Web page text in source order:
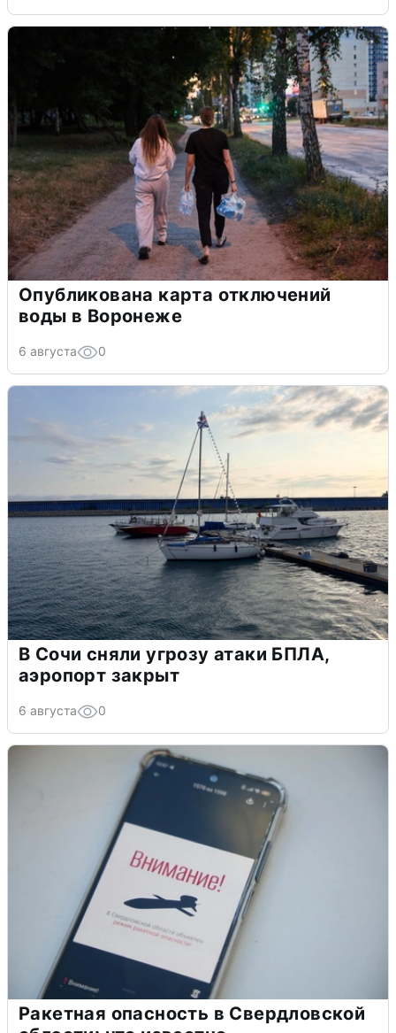
Опубликована карта отключений
воды в Воронеже
6 августа 0
В Сочи сняли угрозу атаки БПЛА,
аэропорт закрыт
6 августа 0
Ракетная опасность в Свердловской